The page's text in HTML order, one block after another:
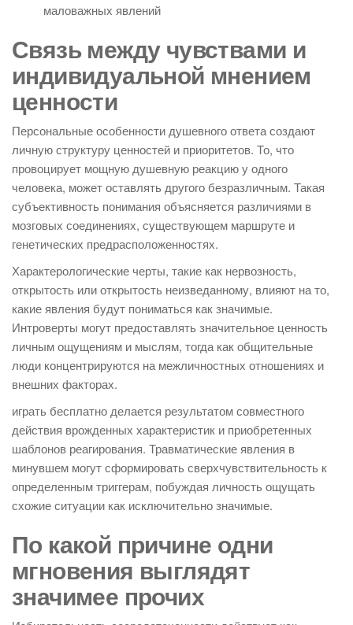
маловажных явлений
Связь между чувствами и
индивидуальной мнением
ценности
Персональные особенности душевного ответа создают
личную структуру ценностей и приоритетов. То, что
провоцирует мощную душевную реакцию у одного
человека, может оставлять другого безразличным. Такая
субъективность понимания объясняется различиями в
мозговых соединениях, существующем маршруте и
генетических предрасположенностях.
Характерологические черты, такие как нервозность,
открытость или открытость неизведанному, влияют на то,
какие явления будут пониматься как значимые.
Интроверты могут предоставлять значительное ценность
личным ощущениям и мыслям, тогда как общительные
люди концентрируются на межличностных отношениях и
внешних факторах.
играть бесплатно делается результатом совместного
действия врожденных характеристик и приобретенных
шаблонов реагирования. Травматические явления в
минувшем могут сформировать сверхчувствительность к
определенным триггерам, побуждая личность ощущать
схожие ситуации как исключительно значимые.
По какой причине одни
мгновения выглядят
значимее прочих